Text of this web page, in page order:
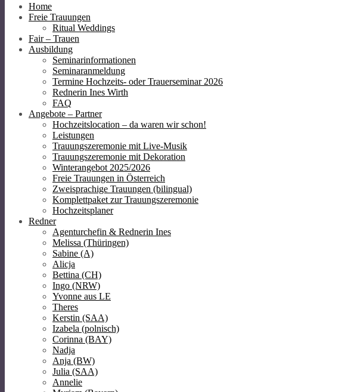
Home
Freie Trauungen
Ritual Weddings
Fair – Trauen
Ausbildung
Seminarinformationen
Seminaranmeldung
Termine Hochzeits- oder Trauerseminar 2026
Rednerin Ines Wirth
FAQ
Angebote – Partner
Hochzeitslocation – da waren wir schon!
Leistungen
Trauungszeremonie mit Live-Musik
Trauungszeremonie mit Dekoration
Winterangebot 2025/2026
Freie Trauungen in Österreich
Zweisprachige Trauungen (bilingual)
Komplettpaket zur Trauungszeremonie
Hochzeitsplaner
Redner
Agenturchefin & Rednerin Ines
Melissa (Thüringen)
Sabine (A)
Alicja
Bettina (CH)
Ingo (NRW)
Yvonne aus LE
Theres
Kerstin (SAA)
Izabela (polnisch)
Corinna (BAY)
Nadja
Anja (BW)
Julia (SAA)
Annelie